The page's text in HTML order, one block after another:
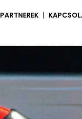
PARTNEREK